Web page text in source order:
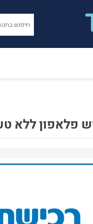
פלאפון ללא